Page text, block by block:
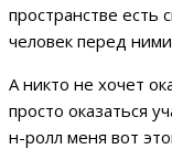
пространстве есть
человек перед
А никто не хочет
просто оказаться
н-ролл меня вот